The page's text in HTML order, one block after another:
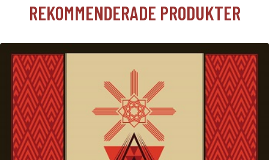
REKOMMENDERADE PRODUKTER